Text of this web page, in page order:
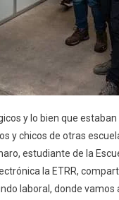
y lo bien que
y chicos de otras
estudiante de la
la ETRR,
laboral, donde